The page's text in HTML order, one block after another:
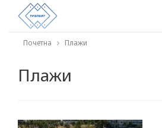
Почетна Плажи
Плажи